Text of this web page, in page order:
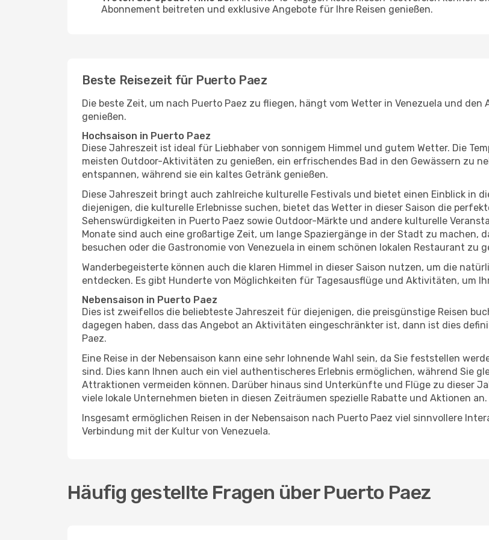
Abonnement beitreten und exklusive Angebote für Ihre Reisen genießen.
Beste Reisezeit für Puerto Paez
Die beste Zeit, um nach Puerto Paez zu fliegen, hängt vom Wetter in Venezuela und den
genießen.
Hochsaison in Puerto Paez
Diese Jahreszeit ist ideal für Liebhaber von sonnigem Himmel und gutem Wetter. Die
meisten Outdoor-Aktivitäten zu genießen, ein erfrischendes Bad in den Gewässern zu
entspannen, während sie ein kaltes Getränk genießen.
Diese Jahreszeit bringt auch zahlreiche kulturelle Festivals und bietet einen Einblick in
diejenigen, die kulturelle Erlebnisse suchen, bietet das Wetter in dieser Saison die
Sehenswürdigkeiten in Puerto Paez sowie Outdoor-Märkte und andere kulturelle
Monate sind auch eine großartige Zeit, um lange Spaziergänge in der Stadt zu machen,
besuchen oder die Gastronomie von Venezuela in einem schönen lokalen Restaurant zu
Wanderbegeisterte können auch die klaren Himmel in dieser Saison nutzen, um die
entdecken. Es gibt Hunderte von Möglichkeiten für Tagesausflüge und Aktivitäten, um
Nebensaison in Puerto Paez
Dies ist zweifellos die beliebteste Jahreszeit für diejenigen, die preisgünstige Reisen
dagegen haben, dass das Angebot an Aktivitäten eingeschränkter ist, dann ist dies
Paez.
Eine Reise in der Nebensaison kann eine sehr lohnende Wahl sein, da Sie feststellen
sind. Dies kann Ihnen auch ein viel authentischeres Erlebnis ermöglichen, während Sie
Attraktionen vermeiden können. Darüber hinaus sind Unterkünfte und Flüge zu dieser
viele lokale Unternehmen bieten in diesen Zeiträumen spezielle Rabatte und Aktionen an.
Insgesamt ermöglichen Reisen in der Nebensaison nach Puerto Paez viel sinnvollere
Verbindung mit der Kultur von Venezuela.
Häufig gestellte Fragen über Puerto Paez